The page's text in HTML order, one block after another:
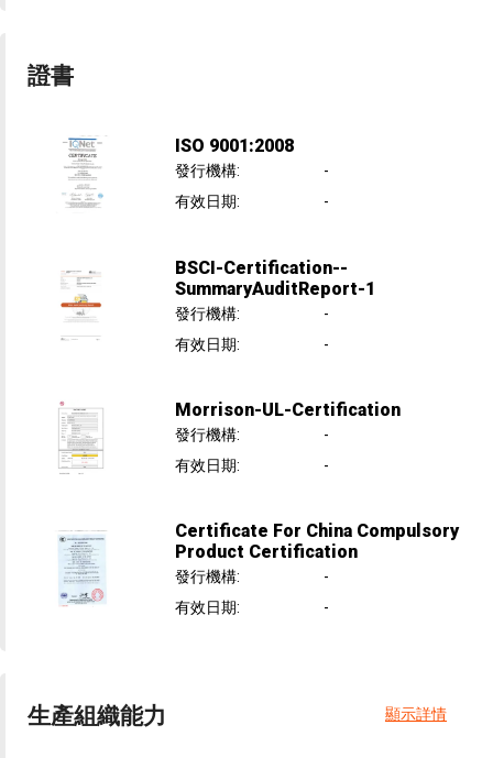
證書
ISO 9001:2008
發行機構:
-
有效日期: -
BSCI-Certification--
SummaryAuditReport-1
發行機構:
-
有效日期: -
Morrison-UL-Certification
發行機構:
-
有效日期: -
Certificate For China Compulsory
Product Certification
發行機構:
-
有效日期: -
生產組織能力 顯示詳情